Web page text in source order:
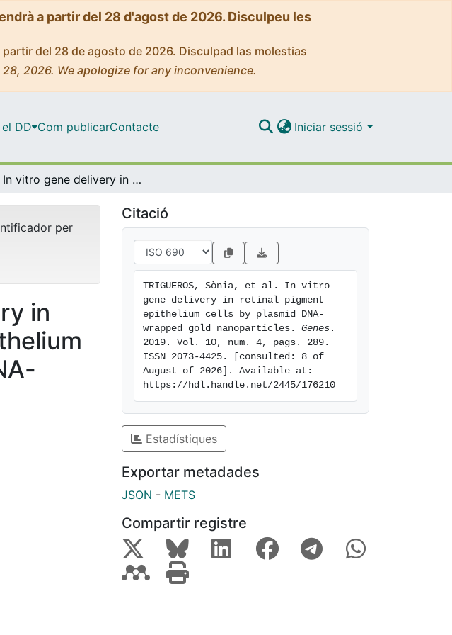
a partir del 28 d'agost de 2026. Disculpeu les
del 28 de agosto de 2026. Disculpad las molestias
2026. We apologize for any inconvenience.
DD Com publicarContacte Iniciar sessió
In vitro gene delivery in retinal pigment epithelium cells by plasmid DNA-wrapped gold nanoparticles
per
in
Citació
TRIGUEROS, Sònia, et al. In vitro
gene delivery in retinal pigment
epithelium cells by plasmid DNA-
wrapped gold nanoparticles. Genes .
2019. Vol. 10, num. 4, pags. 289.
ISSN 2073-4425. [consulted: 8 of
August of 2026]. Available at:
https://hdl.handle.net/2445/176210
Estadístiques
Exportar metadades
JSON - METS
Compartir registre